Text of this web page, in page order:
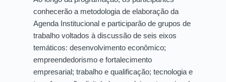
conhecerão a metodologia de elaboração da
Agenda Institucional e participarão de grupos de
trabalho voltados à discussão de seis eixos
temáticos: desenvolvimento econômico;
empreendedorismo e fortalecimento
empresarial; trabalho e qualificação; tecnologia e